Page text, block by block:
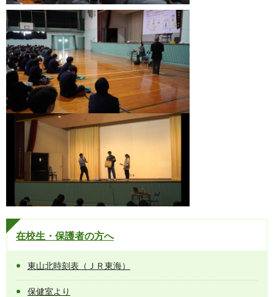
在校生・保護者の方へ
東山北時刻表（ＪＲ東海）
保健室より